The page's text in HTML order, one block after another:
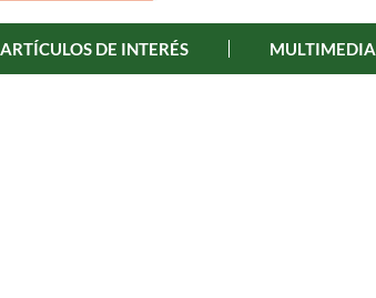
ARTÍCULOS DE INTERÉS MULTIMEDIA